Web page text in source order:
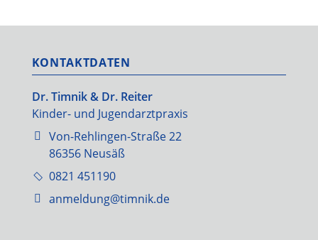
KONTAKTDATEN
Dr. Timnik & Dr. Reiter
Kinder- und Jugendarztpraxis
Von-Rehlingen-Straße 22
86356 Neusäß
0821 451190
anmeldung@timnik.de